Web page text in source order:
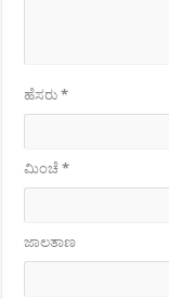
ಹೆಸರು*
ಮಿಂಚೆ*
ಜಾಲತಾಣ